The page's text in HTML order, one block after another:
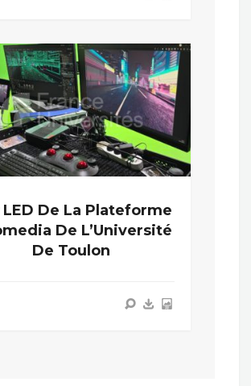
LED De La Plateforme
De L’Université
De Toulon